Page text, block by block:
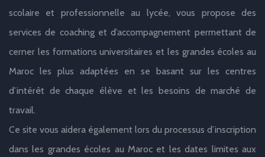
scolaire et professionnelle au lycée, vous propose des
services de coaching et d’accompagnement permettant de
cerner les formations universitaires et les grandes écoles au
Maroc les plus adaptées en se basant sur les centres
d’intérêt de chaque élève et les besoins de marché de
travail.
Ce site vous aidera également lors du processus d’inscription
dans les grandes écoles au Maroc et les dates limites aux